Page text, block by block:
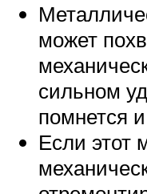
может
сильном
помнется
Если этот